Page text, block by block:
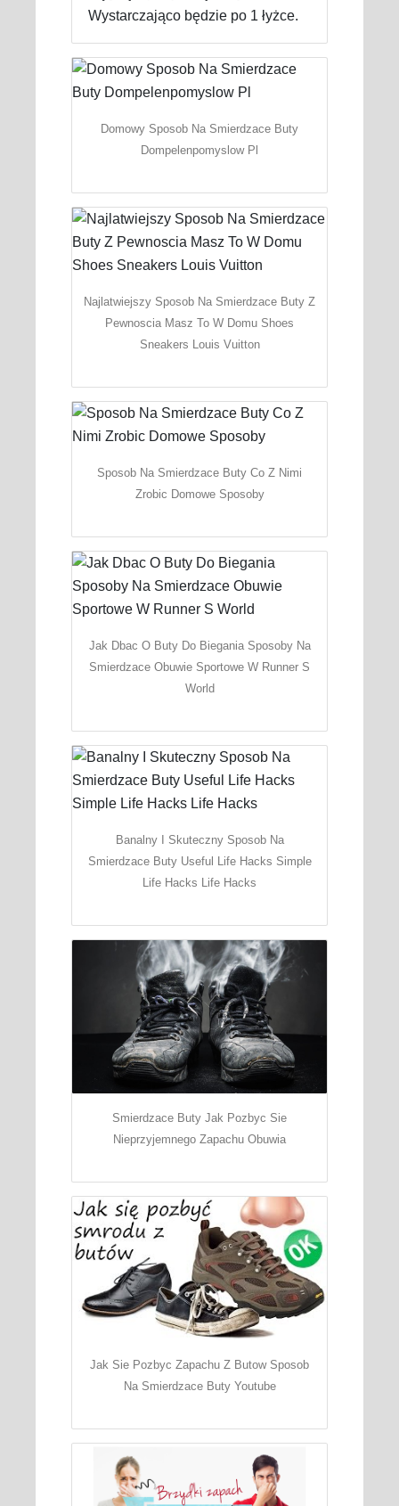
Wystarczająco będzie po 1 łyżce.
Domowy Sposob Na Smierdzace Buty
Dompelenpomyslow Pl
Najlatwiejszy Sposob Na Smierdzace Buty Z
Pewnoscia Masz To W Domu Shoes
Sneakers Louis Vuitton
Sposob Na Smierdzace Buty Co Z Nimi
Zrobic Domowe Sposoby
Jak Dbac O Buty Do Biegania Sposoby Na
Smierdzace Obuwie Sportowe W Runner S
World
Banalny I Skuteczny Sposob Na
Smierdzace Buty Useful Life Hacks Simple
Life Hacks Life Hacks
Smierdzace Buty Jak Pozbyc Sie
Nieprzyjemnego Zapachu Obuwia
Jak Sie Pozbyc Zapachu Z Butow Sposob
Na Smierdzace Buty Youtube